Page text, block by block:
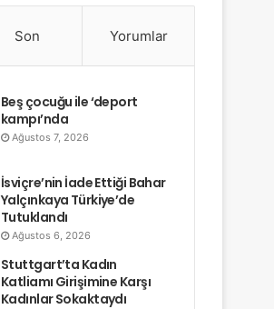
Son Yorumlar
Beş çocuğu ile ‘deport
kampı’nda
Ağustos 7, 2026
İsviçre’nin İade Ettiği Bahar
Yalçınkaya Türkiye’de
Tutuklandı
Ağustos 6, 2026
Stuttgart’ta Kadın
Katliamı Girişimine Karşı
Kadınlar Sokaktaydı